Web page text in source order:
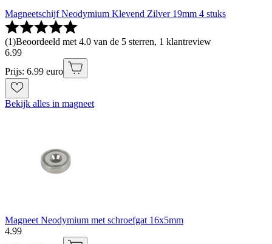
Magneetschijf Neodymium Klevend Zilver 19mm 4 stuks
(1)Beoordeeld met 4.0 van de 5 sterren, 1 klantreview
6.99
Prijs: 6.99 euro
Bekijk alles in magneet
Magneet Neodymium met schroefgat 16x5mm
4.99